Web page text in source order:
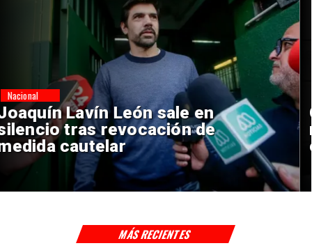
Chile y Venezuela formalizan
reinicio de relaciones
consulares
Nacional
MÁS RECIENTES